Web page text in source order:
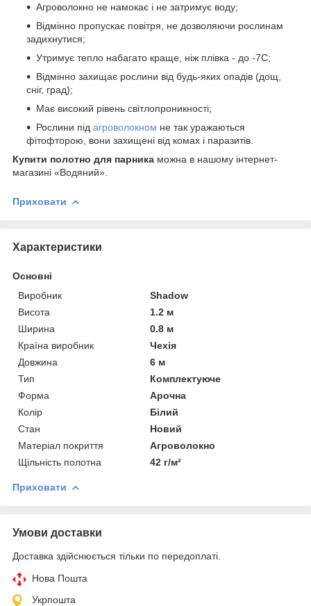
Агроволокно не намокає і не затримує воду;
Відмінно пропускає повітря, не дозволяючи рослинам
задихнутися;
Утримує тепло набагато краще, ніж плівка - до -7С;
Відмінно захищає рослини від будь-яких опадів (дощ,
сніг, град);
Має високий рівень світлопроникності;
Рослини під агроволокном не так уражаються
фітофторою, вони захищені від комах і паразитів.
Купити полотно для парника можна в нашому інтернет-
магазині «Водяний».
Приховати
Характеристики
Основні
Виробник
Shadow
Висота
1.2 м
Ширина
0.8 м
Країна виробник
Чехія
Довжина
6 м
Тип
Комплектуюче
Форма
Арочна
Колір
Білий
Стан
Новий
Матеріал покриття
Агроволокно
Щільність полотна
42 г/м²
Приховати
Умови доставки
Доставка здійснюється тільки по передоплаті.
Нова Пошта
Укрпошта